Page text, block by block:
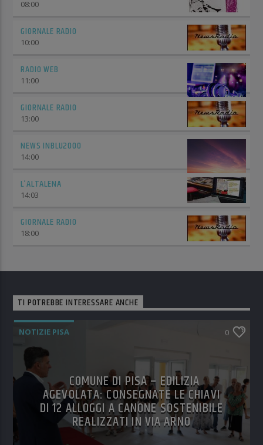
08:00
GIORNALE RADIO
10:00
RADIO WEB
11:00
GIORNALE RADIO
13:00
NEWS INBLU2000
14:00
L’ALTALENA
14:03
GIORNALE RADIO
18:00
TI POTREBBE INTERESSARE ANCHE
NOTIZIE PISA 0
COMUNE DI PISA – EDILIZIA
AGEVOLATA: CONSEGNATE LE CHIAVI
DI 12 ALLOGGI A CANONE SOSTENIBILE
REALIZZATI IN VIA ARNO